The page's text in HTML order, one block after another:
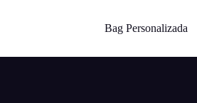
Bag Personalizada